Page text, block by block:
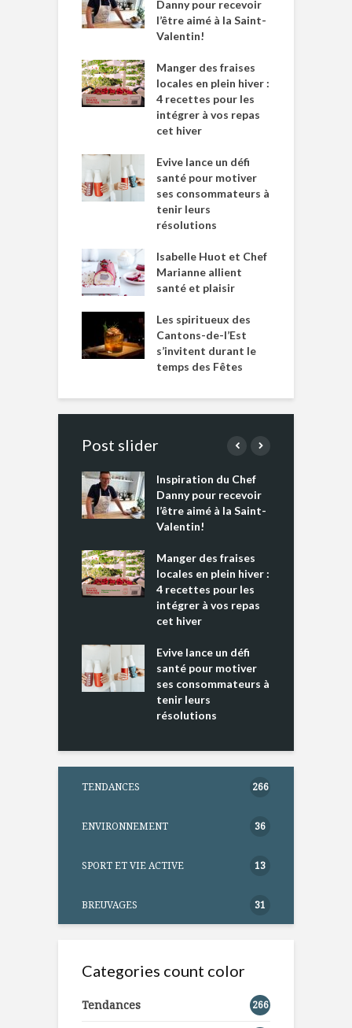
Danny pour recevoir
l’être aimé à la Saint-
Valentin!
Manger des fraises
locales en plein hiver :
4 recettes pour les
intégrer à vos repas
cet hiver
Evive lance un défi
santé pour motiver
ses consommateurs à
tenir leurs
résolutions
Isabelle Huot et Chef
Marianne allient
santé et plaisir
Les spiritueux des
Cantons-de-l’Est
s’invitent durant le
temps des Fêtes
Post slider
Inspiration du Chef
Danny pour recevoir
l’être aimé à la Saint-
Valentin!
Manger des fraises
locales en plein hiver :
4 recettes pour les
intégrer à vos repas
cet hiver
Evive lance un défi
santé pour motiver
ses consommateurs à
tenir leurs
résolutions
TENDANCES 266
ENVIRONNEMENT 36
SPORT ET VIE ACTIVE 13
BREUVAGES 31
Categories count color
Tendances 266